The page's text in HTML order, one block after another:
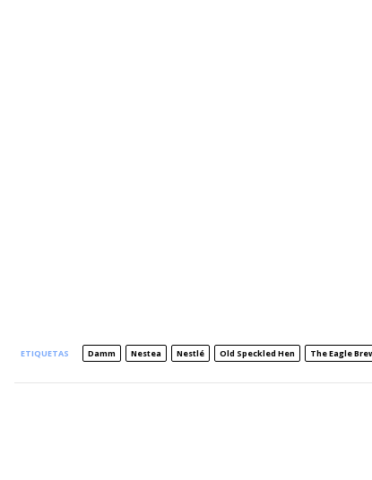
ETIQUETAS Damm Nestea Nestlé Old Speckled Hen The Eagle